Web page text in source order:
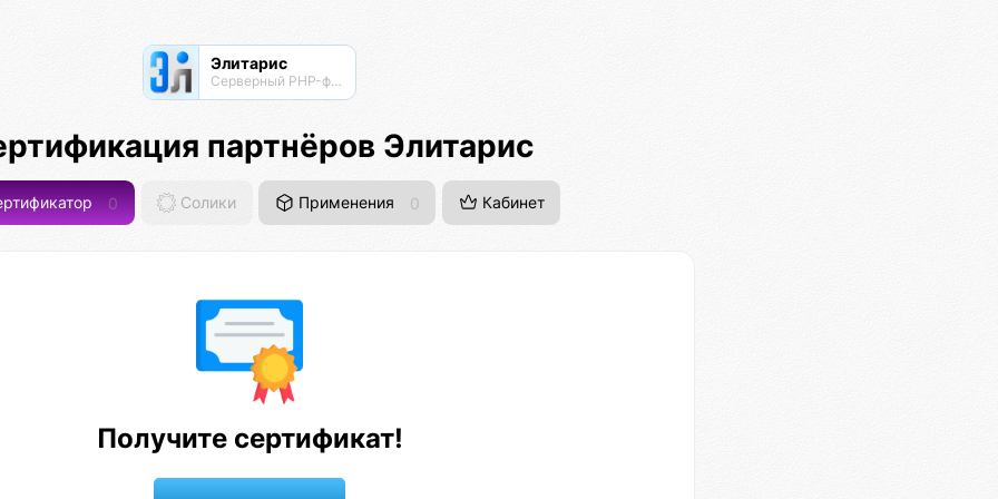
Элитарис
Серверный PHP-фреймворк для высоконагруженных проектов
партнёров Элитарис
0 Солики Применения 0 Кабинет
Получите сертификат!